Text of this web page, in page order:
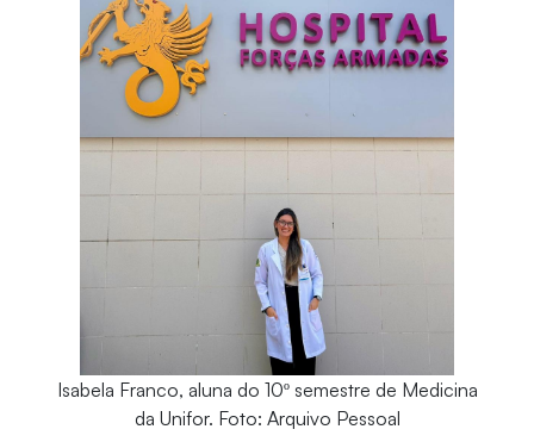
Isabela Franco, aluna do 10º semestre de Medicina
da Unifor. Foto: Arquivo Pessoal